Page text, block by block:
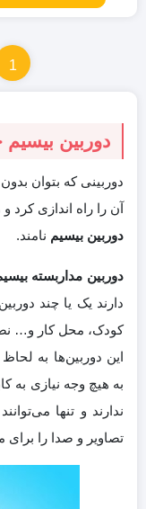
1
دوربین
دوربینی که بتوان
آن را راه اندازی
دوربین بیسیم نامند.
دوربین‌ مداربسته
دارند یک یا چند
کودک، محل کار و…
این دوربین‌ها به
تصاویر و صدا را برای مدتی بیش از